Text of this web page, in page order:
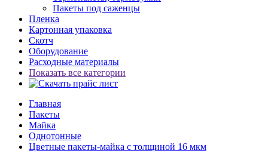
Пакеты под саженцы
Пленка
Картонная упаковка
Скотч
Оборудование
Расходные материалы
Показать все категории
Главная
Пакеты
Майка
Однотонные
Цветные пакеты-майка с толщиной 16 мкм